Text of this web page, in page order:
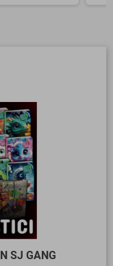
SJ GANG